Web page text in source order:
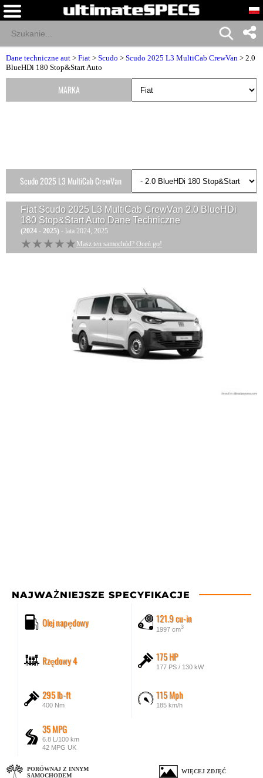
Dane techniczne aut > Fiat > Scudo > Scudo 2025 L3 MultiCab CrewVan > 2.0
BlueHDi 180 Stop&Start Auto
Fiat Scudo 2025 L3 MultiCab CrewVan 2.0 BlueHDi
180 Stop&Start Auto Dane Techniczne
(2024 - 2025) - lata 2024, 2025
★★★★★
★★★★★ Masz ten samochód? Oceń go!
NAJWAŻNIEJSZE SPECYFIKACJE
Olej napędowy 121.9 cu-in
1997 cm3
Rzędowy 4 175 HP
177 PS / 130 kW
295 lb-ft
400 Nm
115 Mph
185 km/h
35 MPG
6.8 L/100 km
42 MPG UK
PORÓWNAJ Z INNYM
SAMOCHODEM
WIĘCEJ ZDJĘĆ
MARKA
Scudo 2025 L3 MultiCab CrewVan
Wersje